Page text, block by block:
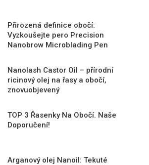
Přirozená definice obočí:
Vyzkoušejte pero Precision
Nanobrow Microblading Pen
Nanolash Castor Oil – přírodní
ricinový olej na řasy a obočí,
znovuobjevený
TOP 3 Řasenky Na Obočí. Naše
Doporučení!
Arganový olej Nanoil: Tekuté